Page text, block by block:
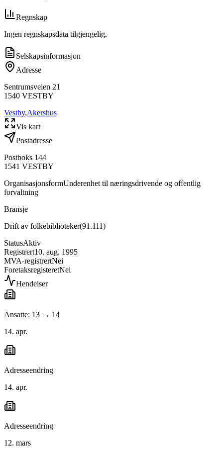
Regnskap
Ingen regnskapsdata tilgjengelig.
Selskapsinformasjon
Adresse
Sentrumsveien 21
1540 VESTBY
Vestby,Akershus
Vis kart
Postadresse
Postboks 144
1541 VESTBY
OrganisasjonsformUnderenhet til næringsdrivende og offentlig
forvaltning
Bransje
Drift av folkebiblioteker(91.111)
StatusAktiv
Registrert10. aug. 1995
MVA-registrertNei
ForetaksregisteretNei
Hendelser
Ansatte: 13 → 14
14. apr.
Adresseendring
14. apr.
Adresseendring
12. mars